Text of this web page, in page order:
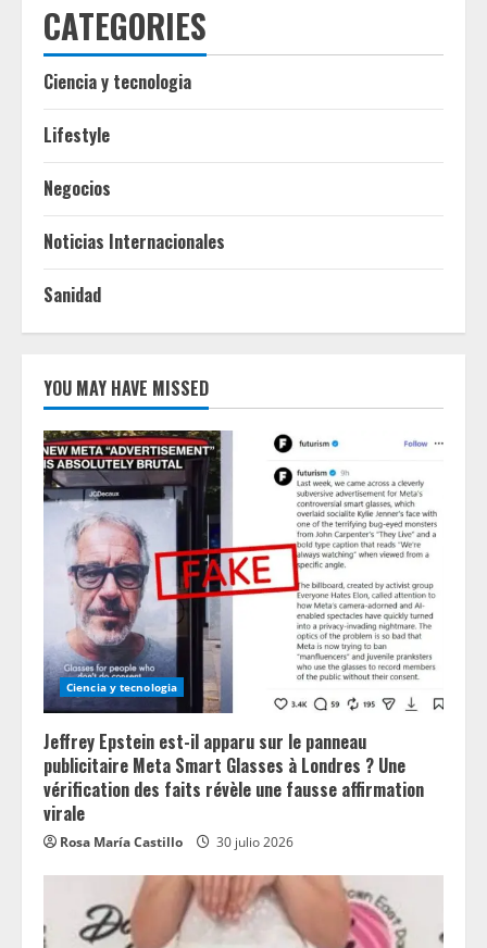
CATEGORIES
Ciencia y tecnologia
Lifestyle
Negocios
Noticias Internacionales
Sanidad
YOU MAY HAVE MISSED
Ciencia y tecnologia
Jeffrey Epstein est-il apparu sur le panneau
publicitaire Meta Smart Glasses à Londres ? Une
vérification des faits révèle une fausse affirmation
virale
Rosa María Castillo 30 julio 2026